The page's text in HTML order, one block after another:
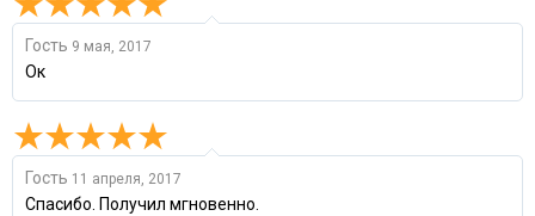
Гость 9 мая, 2017
Ок
Гость 11 апреля, 2017
Спасибо. Получил мгновенно.